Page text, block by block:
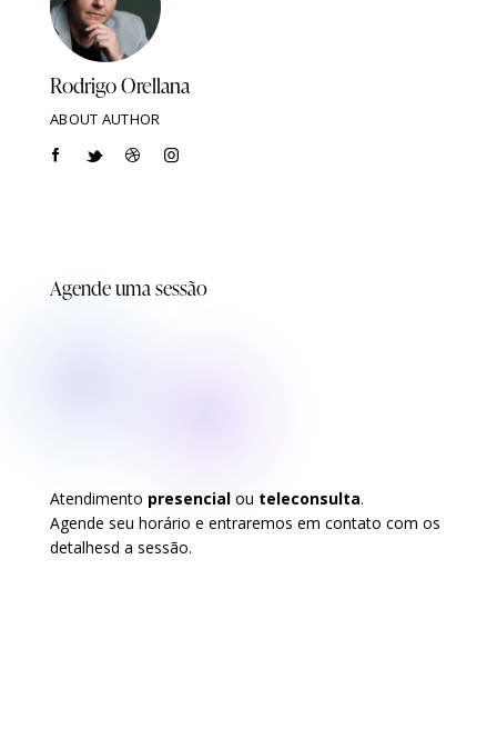
Rodrigo Orellana
ABOUT AUTHOR
Agende uma sessão
Atendimento presencial ou teleconsulta.
Agende seu horário e entraremos em contato com os
detalhesd a sessão.